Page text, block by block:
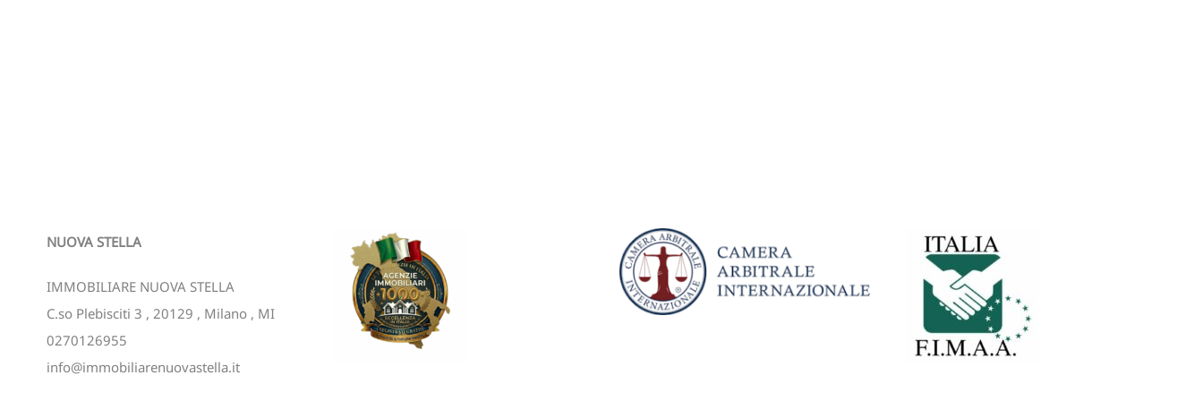
NUOVA STELLA
IMMOBILIARE NUOVA STELLA
C.so Plebisciti 3 , 20129 , Milano , MI
0270126955
info@immobiliarenuovastella.it